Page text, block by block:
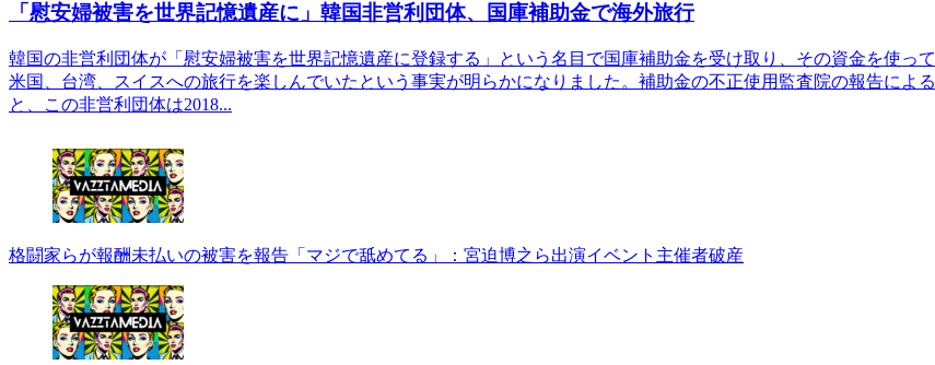
「慰安婦被害を世界記憶遺産に」韓国非営利団体、国庫補助金で海外旅行
韓国の非営利団体が「慰安婦被害を世界記憶遺産に登録する」という名目で国庫補助金を受け取り、その資金を使って
米国、台湾、スイスへの旅行を楽しんでいたという事実が明らかになりました。補助金の不正使用監査院の報告による
と、この非営利団体は2018...
格闘家らが報酬未払いの被害を報告「マジで舐めてる」：宮迫博之ら出演イベント主催者破産